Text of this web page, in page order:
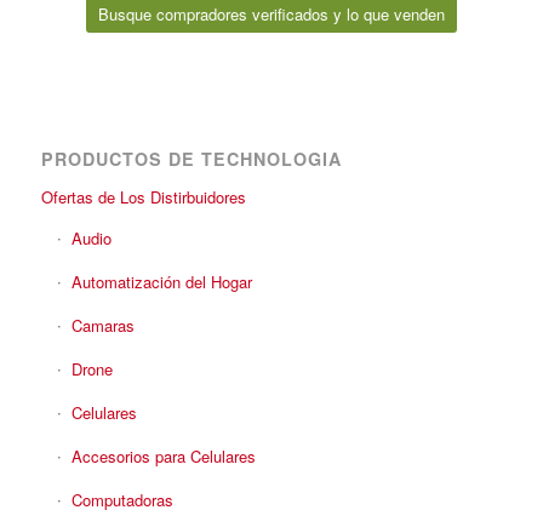
Busque compradores verificados y lo que venden
PRODUCTOS DE TECHNOLOGIA
Ofertas de Los Distirbuidores
Audio
Automatización del Hogar
Camaras
Drone
Celulares
Accesorios para Celulares
Computadoras